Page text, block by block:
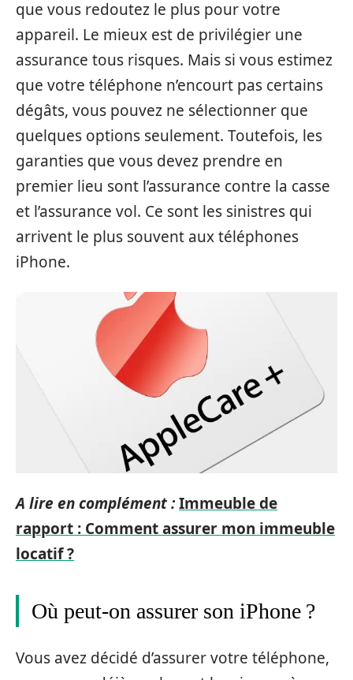
que vous redoutez le plus pour votre
appareil. Le mieux est de privilégier une
assurance tous risques. Mais si vous estimez
que votre téléphone n’encourt pas certains
dégâts, vous pouvez ne sélectionner que
quelques options seulement. Toutefois, les
garanties que vous devez prendre en
premier lieu sont l’assurance contre la casse
et l’assurance vol. Ce sont les sinistres qui
arrivent le plus souvent aux téléphones
iPhone.
A lire en complément :Immeuble de
rapport : Comment assurer mon immeuble
locatif ?
Où peut-on assurer son iPhone ?
Vous avez décidé d’assurer votre téléphone,